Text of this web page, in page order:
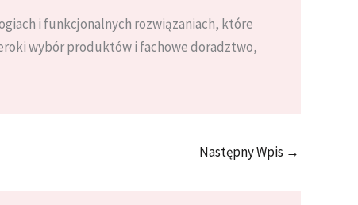
i funkcjonalnych rozwiązaniach, które
wybór produktów i fachowe doradztwo,
Następny Wpis →